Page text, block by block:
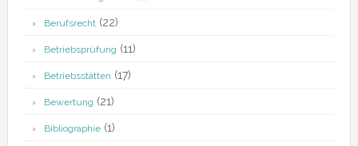
Berufsrecht(22)
Betriebsprüfung (11)
Betriebsstätten (17)
Bewertung (21)
Bibliographie(1)